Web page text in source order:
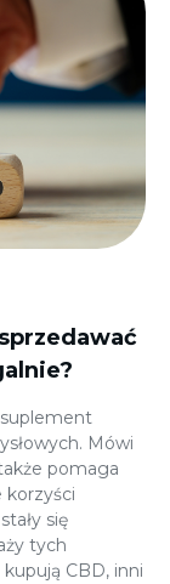
Mówi
pomaga
korzyści
się
tych
CBD, inni